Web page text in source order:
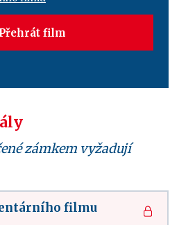
Přehrát film
zámkem vyžadují
filmu